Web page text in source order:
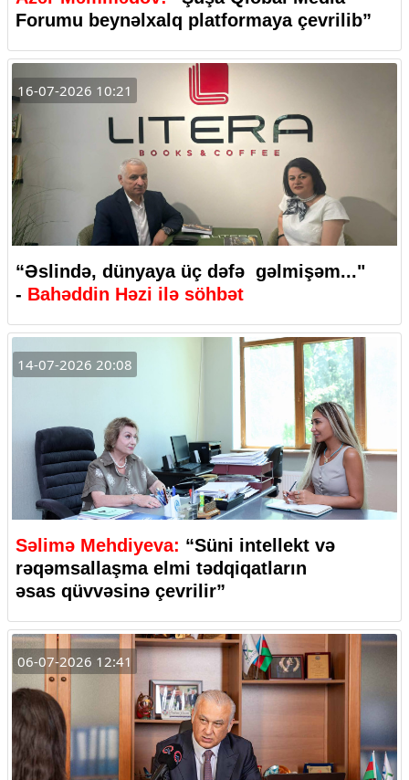
Forumu beynəlxalq platformaya çevrilib”
16-07-2026 10:21
“Əslində, dünyaya üç dəfə gəlmişəm..."
- Bahəddin Həzi ilə söhbət
14-07-2026 20:08
Səlimə Mehdiyeva: “Süni intellekt və
rəqəmsallaşma elmi tədqiqatların
əsas qüvvəsinə çevrilir”
06-07-2026 12:41